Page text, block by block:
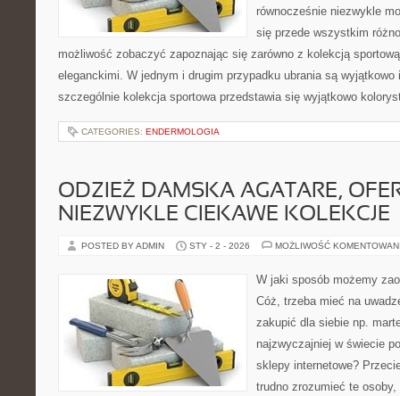
równocześnie niezwykle
się przede wszystkim
możliwość zobaczyć zapoznając się zarówno z kolekcją
eleganckimi. W jednym i drugim przypadku ubrania są wyjątkowo
szczególnie kolekcja sportowa przedstawia się wyjątkowo
CATEGORIES: ENDERMOLOGIA
ODZIEŻ DAMSKA AGATARE,
NIEZWYKLE CIEKAWE KOLEKCJE
POSTED BY ADMIN STY - 2 - 2026 MOŻLIWOŚĆ
W jaki sposób możemy
Cóż, trzeba mieć na
zakupić dla siebie np.
najzwyczajniej w świecie
sklepy internetowe?
trudno zrozumieć te